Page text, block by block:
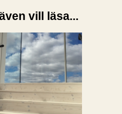
vill läsa...